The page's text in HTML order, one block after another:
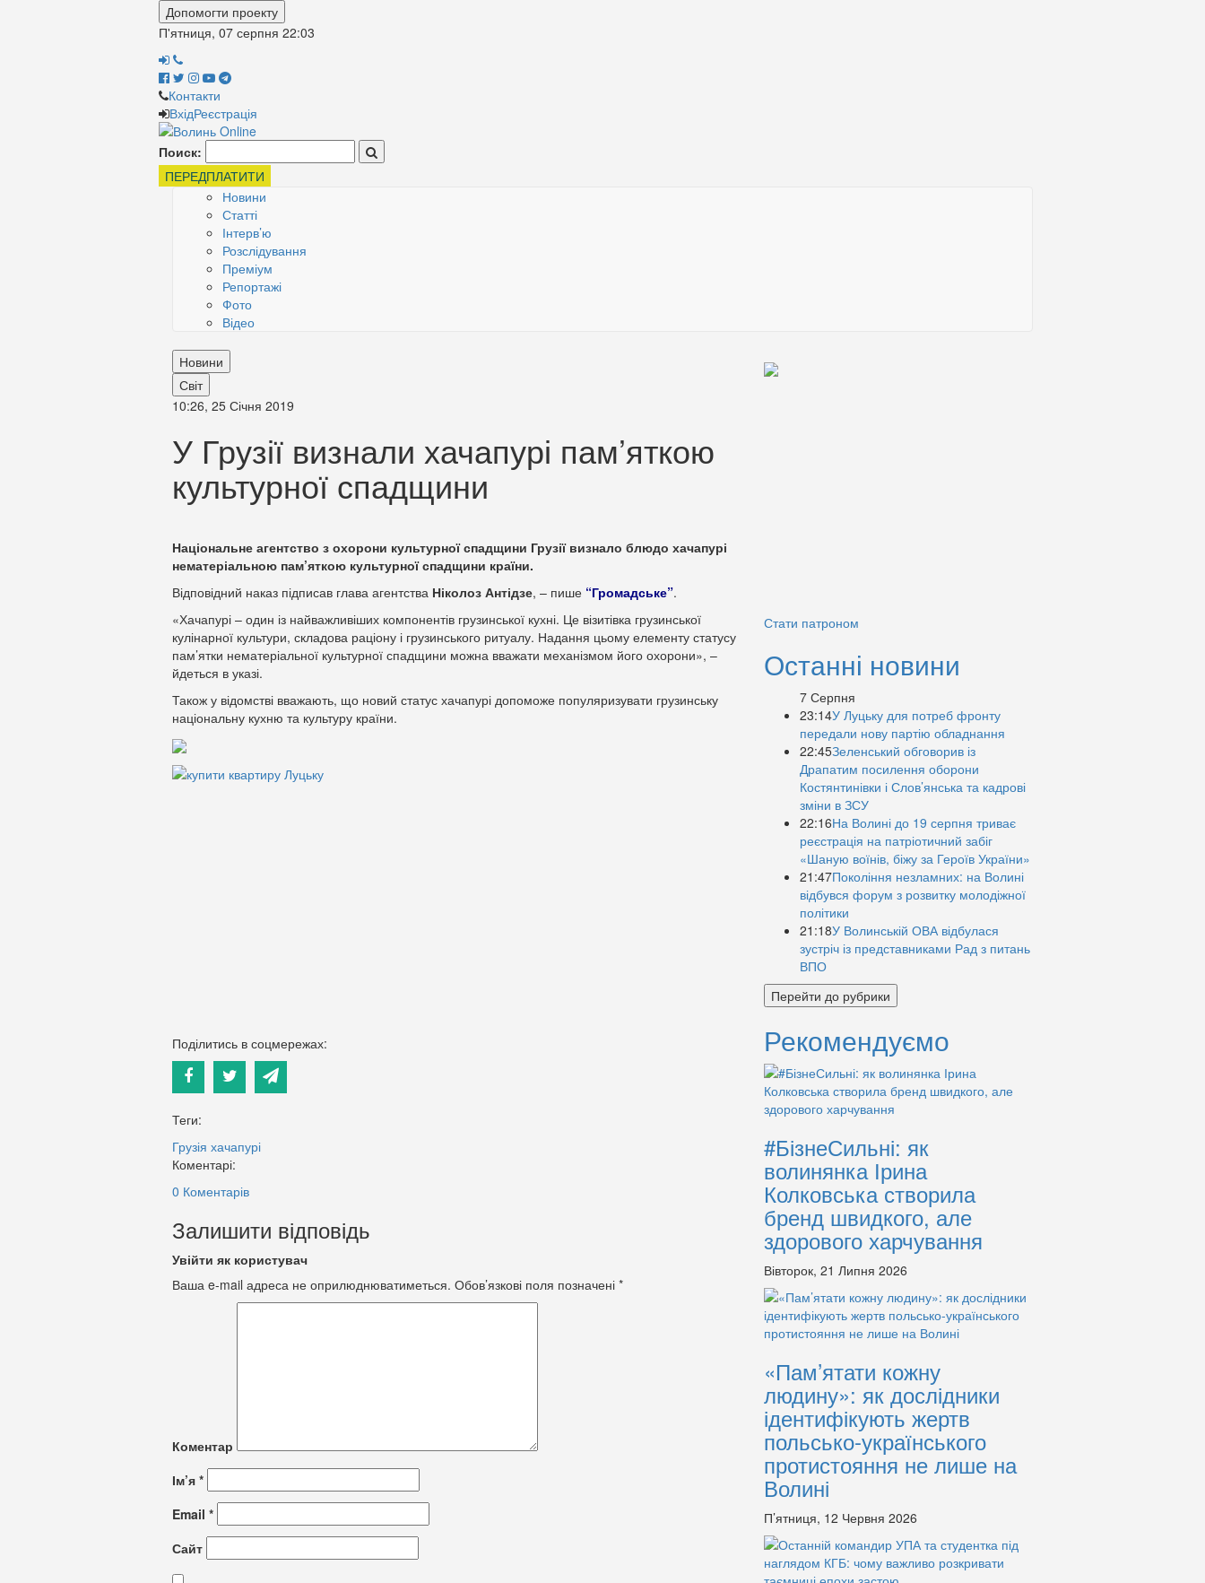
Допомогти проекту
П'ятниця, 07 серпня 22:03
Контакти
ВхідРеєстрація
Поиск:
ПЕРЕДПЛАТИТИ
Новини
Статті
Інтерв’ю
Розслідування
Преміум
Репортажі
Фото
Відео
Новини
Світ
10:26, 25 Січня 2019
У Грузії визнали хачапурі пам’яткою
культурної спадщини
Національне агентство з охорони культурної спадщини Грузії визнало блюдо хачапурі
нематеріальною пам’яткою культурної спадщини країни.
Відповідний наказ підписав глава агентства Ніколоз Антідзе, – пише “Громадське”.
«Хачапурі – один із найважливіших компонентів грузинської кухні. Це візитівка грузинської
кулінарної культури, складова раціону і грузинського ритуалу. Надання цьому елементу статусу
пам’ятки нематеріальної культурної спадщини можна вважати механізмом його охорони», –
йдеться в указі.
Також у відомстві вважають, що новий статус хачапурі допоможе популяризувати грузинську
національну кухню та культуру країни.
Поділитись в соцмережах:
Теги:
Грузія хачапурі
Коментарі:
0 Коментарів
Залишити відповідь
Увійти як користувач
Ваша e-mail адреса не оприлюднюватиметься. Обов’язкові поля позначені *
Коментар
Ім’я *
Email *
Сайт
Стати патроном
Останні новини
7 Серпня
23:14У Луцьку для потреб фронту
передали нову партію обладнання
22:45Зеленський обговорив із
Драпатим посилення оборони
Костянтинівки і Слов’янська та кадрові
зміни в ЗСУ
22:16На Волині до 19 серпня триває
реєстрація на патріотичний забіг
«Шаную воїнів, біжу за Героїв України»
21:47Покоління незламних: на Волині
відбувся форум з розвитку молодіжної
політики
21:18У Волинській ОВА відбулася
зустріч із представниками Рад з питань
ВПО
Перейти до рубрики
Рекомендуємо
#БізнеСильні: як
волинянка Ірина
Колковська створила
бренд швидкого, але
здорового харчування
Вівторок, 21 Липня 2026
«Пам’ятати кожну
людину»: як дослідники
ідентифікують жертв
польсько-українського
протистояння не лише на
Волині
П’ятниця, 12 Червня 2026